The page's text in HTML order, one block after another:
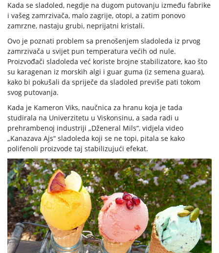
Kada se sladoled, negdje na dugom putovanju između fabrike
i vašeg zamrzivača, malo zagrije, otopi, a zatim ponovo
zamrzne, nastaju grubi, neprijatni kristali.
Ovo je poznati problem sa prenošenjem sladoleda iz prvog
zamrzivača u svijet pun temperatura većih od nule.
Proizvođači sladoleda već koriste brojne stabilizatore, kao što
su karagenan iz morskih algi i guar guma (iz semena guara),
kako bi pokušali da spriječe da sladoled previše pati tokom
svog putovanja.
Kada je Kameron Viks, naučnica za hranu koja je tada
studirala na Univerzitetu u Viskonsinu, a sada radi u
prehrambenoj industriji „Dženeral Mils“, vidjela video
„Kanazava Ajs“ sladoleda koji se ne topi, pitala se kako
polifenoli proizvode taj stabilizujući efekat.